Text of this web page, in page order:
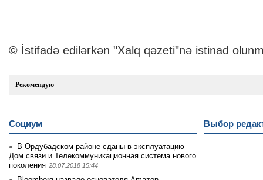
© İstifadə edilərkən "Xalq qəzeti"nə istinad
Рекомендую
Социум
В Ордубадском районе сданы в эксплуатацию
Дом связи и Телекоммуникационная система нового
поколения 28.07.2018 15:44
Выбор